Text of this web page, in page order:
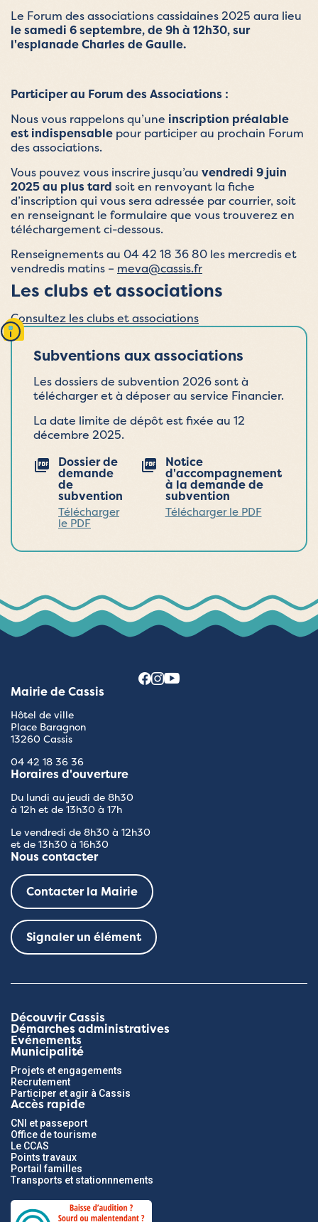
Le Forum des associations cassidaines 2025 aura lieu
le samedi 6 septembre, de 9h à 12h30, sur
l'esplanade Charles de Gaulle.
Participer au Forum des Associations :
Nous vous rappelons qu’une inscription préalable
est indispensable pour participer au prochain Forum
des associations.
Vous pouvez vous inscrire jusqu’au vendredi 9 juin
2025 au plus tard soit en renvoyant la fiche
d’inscription qui vous sera adressée par courrier, soit
en renseignant le formulaire que vous trouverez en
téléchargement ci-dessous.
Renseignements au 04 42 18 36 80 les mercredis et
vendredis matins – meva@cassis.fr
Les clubs et associations
Consultez les clubs et associations
Subventions aux associations
Les dossiers de subvention 2026 sont à
télécharger et à déposer au service Financier.
La date limite de dépôt est fixée au 12
décembre 2025.
Dossier de
demande
de
subvention
Télécharger
le PDF
Notice
d'accompagnement
à la demande de
subvention
Télécharger le PDF
Mairie de Cassis
Hôtel de ville
Place Baragnon
13260 Cassis
04 42 18 36 36
Horaires d'ouverture
Du lundi au jeudi de 8h30
à 12h et de 13h30 à 17h
Le vendredi de 8h30 à 12h30
et de 13h30 à 16h30
Nous contacter
Contacter la Mairie
Signaler un élément
Découvrir Cassis
Démarches administratives
Evénements
Municipalité
Projets et engagements
Recrutement
Participer et agir à Cassis
Accès rapide
CNI et passeport
Office de tourisme
Le CCAS
Points travaux
Portail familles
Transports et stationnnements